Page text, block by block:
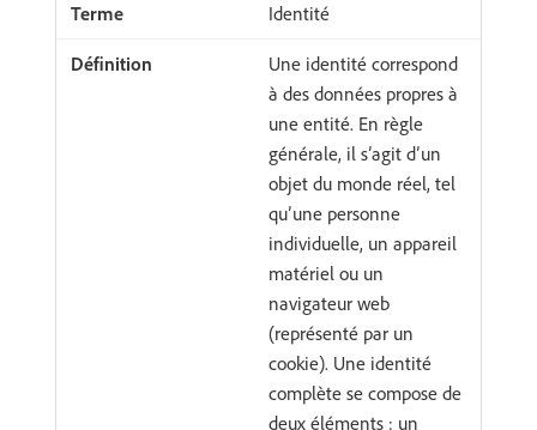
Identité
Une identité correspond
à des données propres à
une entité. En règle
générale, il s’agit d’un
objet du monde réel, tel
qu’une personne
individuelle, un appareil
matériel ou un
navigateur web
(représenté par un
cookie). Une identité
complète se compose de
deux éléments : un